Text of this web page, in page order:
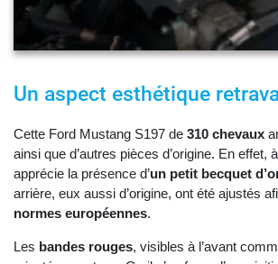
Un aspect esthétique
Cette Ford Mustang S197 de 310 chevaux
ainsi que d’autres pièces d’origine. En effet,
apprécie la présence d’un petit becquet
arrière, eux aussi d’origine, ont été ajustés
normes européennes.
Les bandes rouges, visibles à l’avant